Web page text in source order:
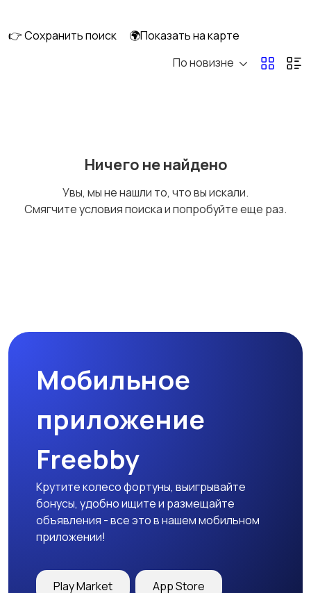
Аксессуары
стабилизаторы
оборудование
👉 Сохранить поиск
🌍Показать на карте
По новизне
Ничего не найдено
Увы, мы не нашли то, что вы искали.
Смягчите условия поиска и попробуйте еще раз.
Мобильное
приложение
Freebby
Крутите колесо фортуны, выигрывайте
бонусы, удобно ищите и размещайте
объявления - все это в нашем мобильном
приложении!
Play Market App Store